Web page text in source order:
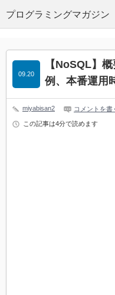
プログラミングマガジン
【NoSQL】
例、本番運用
09.20
miyabisan2 コメントを書
この記事は4分で読めます